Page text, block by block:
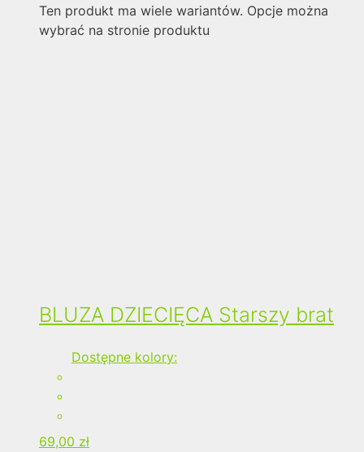
Ten produkt ma wiele wariantów. Opcje można
wybrać na stronie produktu
BLUZA DZIECIĘCA Starszy brat
Dostępne kolory:
69,00 zł